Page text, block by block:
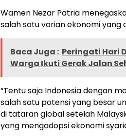
Wamen Nezar Patria
salah satu varian ekonomi yang
Baca Juga : Peringati Hari
Warga Ikuti Gerak Jalan
“Tentu saja Indonesia dengan
salah satu potensi yang besar
di tataran global setelah
yang mengadopsi ekonomi